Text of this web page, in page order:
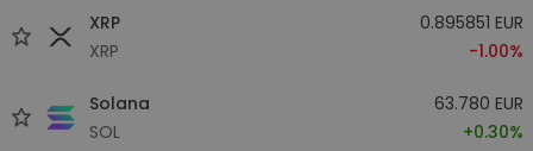
XRP
XRP
0.895851 EUR
-1.00%
Solana
SOL
63.780 EUR
+0.30%